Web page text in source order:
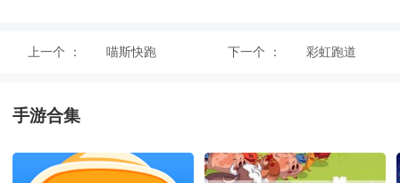
4、未保存和令人抓狂的游戏机制
上一个 ： 喵斯快跑 下一个 ： 彩虹跑道
手游合集